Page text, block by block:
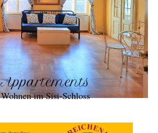
Appartements
Wohnen im Sisi-Schloss